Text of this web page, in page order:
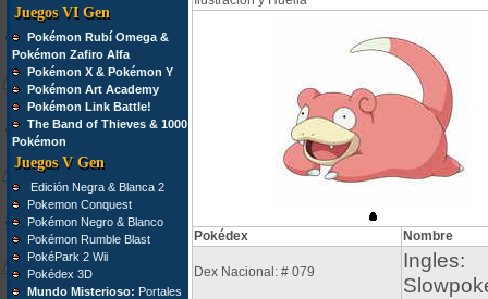
Juegos VI Gen
Pokémon Rubí Omega &
Pokémon Zafiro Alfa
Pokémon X & Pokémon Y
Pokémon Art Academy
Pokémon Link Battle!
The Band of Thieves & 1000
Pokémon
Juegos V Gen
Edición Negra & Blanca 2
Pokemon Conquest
Pokémon Negro & Blanco
Pokémon Rumble Blast
PokéPark 2 Wii
Pokédex 3D
Mundo Misterioso: Portales
Pokédex Nombre
Dex Nacional: # 079
Ingles: